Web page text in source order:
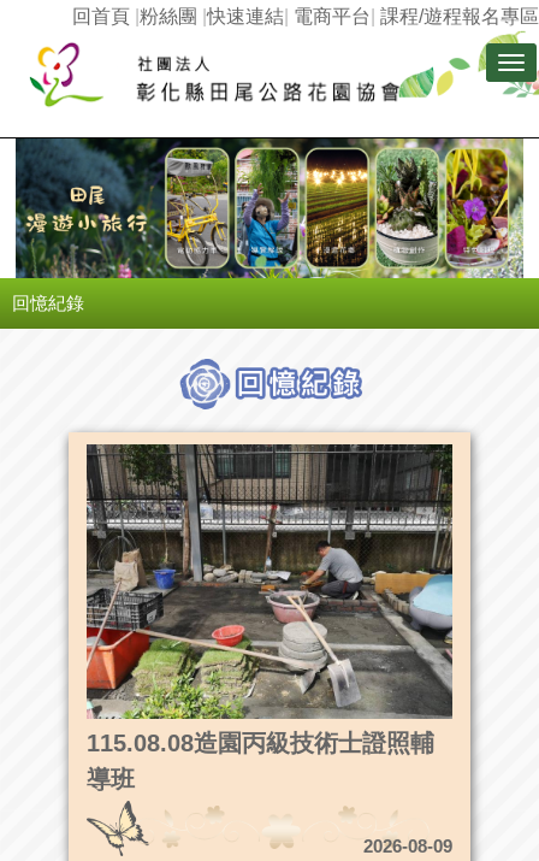
課程/遊程報名專區
電商平台
快速連結
粉絲團 |
回首頁
回憶紀錄
115.08.08造園丙級技術士證照輔
導班
2026-08-09